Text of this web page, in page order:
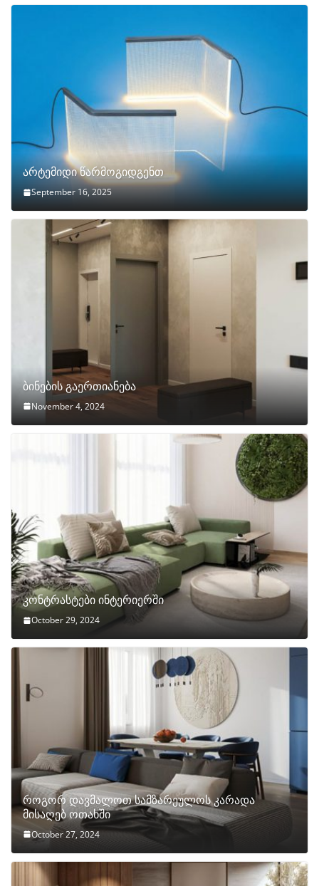
არტემიდი წარმოგიდგენთ
September 16, 2025
ბინების გაერთიანება
November 4, 2024
კონტრასტები ინტერიერში
October 29, 2024
როგორ დავმალოთ სამზარეულოს კარადა
მისაღებ ოთახში
October 27, 2024